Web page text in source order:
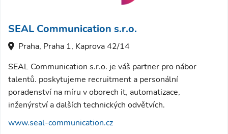
SEAL Communication s.r.o.
Praha, Praha 1, Kaprova 42/14
SEAL Communication s.r.o. je váš partner pro nábor
talentů. poskytujeme recruitment a personální
poradenství na míru v oborech it, automatizace,
inženýrství a dalších technických odvětvích.
www.seal-communication.cz